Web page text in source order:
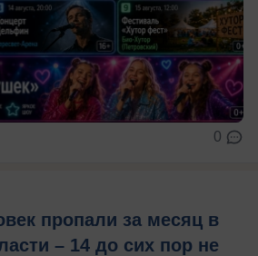
0
пропали за месяц в
– 14 до сих пор не